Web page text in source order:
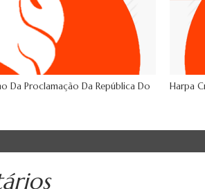
Da Proclamação Da República Do
Harpa